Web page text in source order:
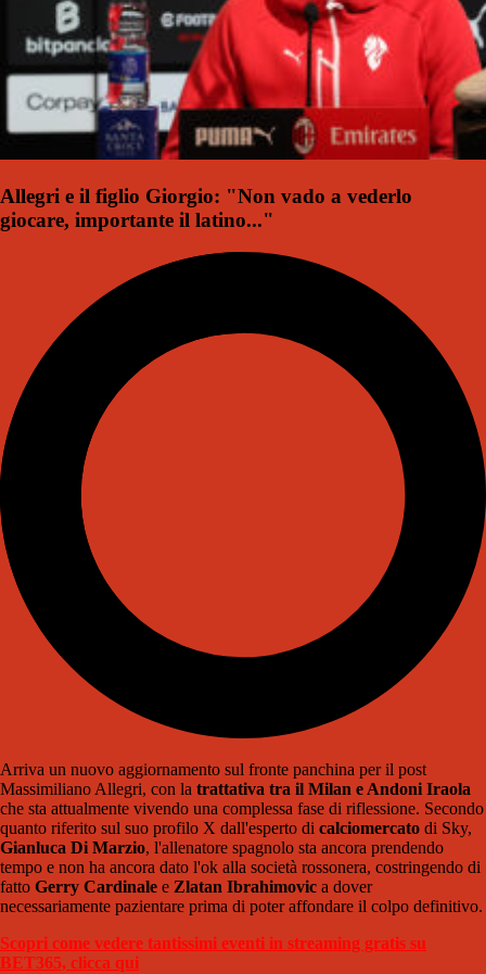
Allegri e il figlio Giorgio: "Non vado a vederlo
giocare, importante il latino..."
Arriva un nuovo aggiornamento sul fronte panchina per il post
Massimiliano Allegri, con la trattativa tra il Milan e Andoni Iraola
che sta attualmente vivendo una complessa fase di riflessione. Secondo
quanto riferito sul suo profilo X dall'esperto di calciomercato di Sky,
Gianluca Di Marzio, l'allenatore spagnolo sta ancora prendendo
tempo e non ha ancora dato l'ok alla società rossonera, costringendo di
fatto Gerry Cardinale e Zlatan Ibrahimovic a dover
necessariamente pazientare prima di poter affondare il colpo definitivo.
Scopri come vedere tantissimi eventi in streaming gratis su
BET365, clicca qui